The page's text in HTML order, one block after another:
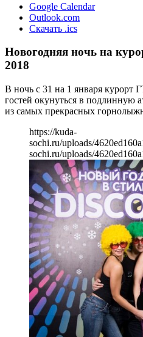
Google Calendar
Outlook.com
Скачать .ics
Новогодняя ночь на
2018
В ночь с 31 на 1 января курорт
гостей окунуться в
из самых прекрасных
https://kuda-
sochi.ru/uploads/
sochi.ru/uploads/